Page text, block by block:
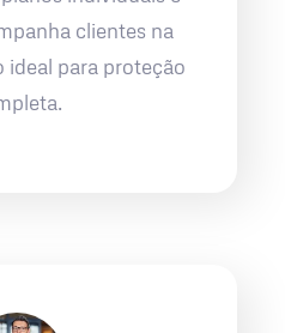
clientes na
ideal para proteção